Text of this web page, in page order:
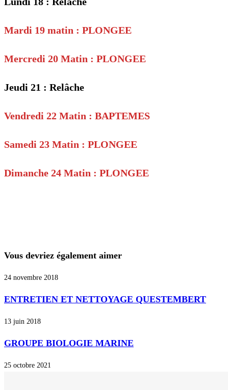
Mardi 19 matin : PLONGEE
Mercredi 20 Matin : PLONGEE
Jeudi 21 : Relâche
Vendredi 22 Matin : BAPTEMES
Samedi 23 Matin : PLONGEE
Dimanche 24 Matin : PLONGEE
Vous devriez également aimer
24 novembre 2018
ENTRETIEN ET NETTOYAGE QUESTEMBERT
13 juin 2018
GROUPE BIOLOGIE MARINE
25 octobre 2021